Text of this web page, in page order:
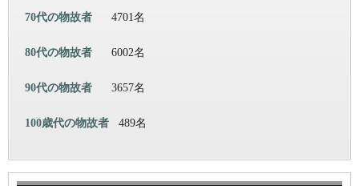
70代の物故者 4701名
80代の物故者 6002名
90代の物故者 3657名
100歳代の物故者 489名